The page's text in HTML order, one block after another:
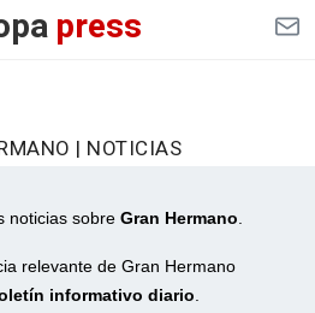
press
| NOTICIAS
noticias sobre Gran Hermano
relevante de Gran Hermano
informativo diario